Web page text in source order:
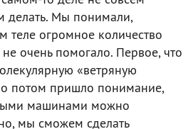
делать. Мы понимали,
теле огромное количество
очень помогало. Первое, что
«ветряную
потом пришло понимание,
машинами можно
мы сможем сделать